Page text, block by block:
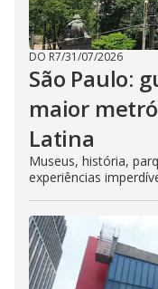
DO R7/31/07/2026
São Paulo:
maior
Latina
Museus, história,
experiências